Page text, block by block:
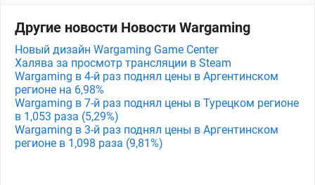
Другие новости Новости Wargaming
Новый дизайн Wargaming Game Center
Халява за просмотр трансляции в Steam
Wargaming в 4-й раз поднял цены в Аргентинском
регионе на 6,98%
Wargaming в 7-й раз поднял цены в Турецком регионе
в 1,053 раза (5,29%)
Wargaming в 3-й раз поднял цены в Аргентинском
регионе в 1,098 раза (9,81%)